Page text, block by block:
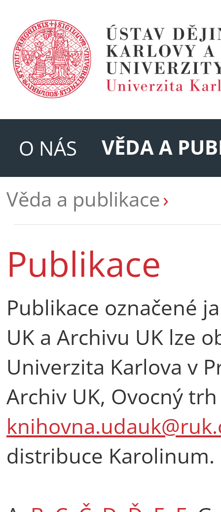
O NÁS
VĚDA A
Věda a publikace
Publikace
Publikace označené
UK a Archivu UK lze
Univerzita Karlova v
Archiv UK, Ovocný
distribuce Karolinum.